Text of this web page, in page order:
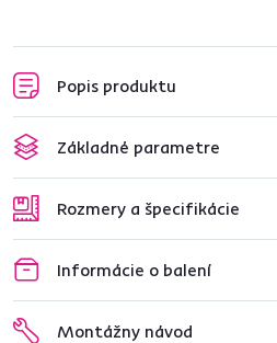
Popis produktu
Základné parametre
Rozmery a špecifikácie
Informácie o balení
Montážny návod